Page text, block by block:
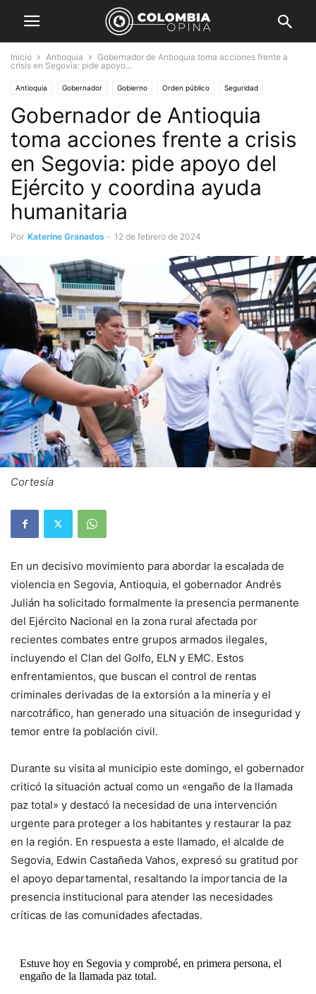
Inicio Antioquia
Gobernador de Antioquia toma acciones frente a
crisis en Segovia: pide apoyo...
Antioquia Gobernador Gobierno Orden público Seguridad
Gobernador de Antioquia
toma acciones frente a crisis
en Segovia: pide apoyo del
Ejército y coordina ayuda
humanitaria
Por Katerine Granados - 12 de febrero de 2024
Cortesía
En un decisivo movimiento para abordar la escalada de
violencia en Segovia, Antioquia, el gobernador Andrés
Julián ha solicitado formalmente la presencia permanente
del Ejército Nacional en la zona rural afectada por
recientes combates entre grupos armados ilegales,
incluyendo el Clan del Golfo, ELN y EMC. Estos
enfrentamientos, que buscan el control de rentas
criminales derivadas de la extorsión a la minería y el
narcotráfico, han generado una situación de inseguridad y
temor entre la población civil.
Durante su visita al municipio este domingo, el gobernador
criticó la situación actual como un «engaño de la llamada
paz total» y destacó la necesidad de una intervención
urgente para proteger a los habitantes y restaurar la paz
en la región. En respuesta a este llamado, el alcalde de
Segovia, Edwin Castañeda Vahos, expresó su gratitud por
el apoyo departamental, resaltando la importancia de la
presencia institucional para atender las necesidades
críticas de las comunidades afectadas.
Estuve hoy en Segovia y comprobé, en primera persona, el
engaño de la llamada paz total.